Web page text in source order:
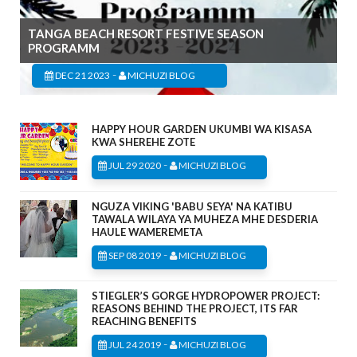
TANGA BEACH RESORT FESTIVE SEASON
PROGRAMM
DEC 21 2023 - MICHUZI BLOG
HAPPY HOUR GARDEN UKUMBI WA KISASA
KWA SHEREHE ZOTE
JUL 29 2020 - MICHUZI BLOG
NGUZA VIKING 'BABU SEYA' NA KATIBU
TAWALA WILAYA YA MUHEZA MHE DESDERIA
HAULE WAMEREMETA
SEP 08 2019 - MICHUZI BLOG
STIEGLER’S GORGE HYDROPOWER PROJECT:
REASONS BEHIND THE PROJECT, ITS FAR
REACHING BENEFITS
JUL 24 2019 - MICHUZI BLOG